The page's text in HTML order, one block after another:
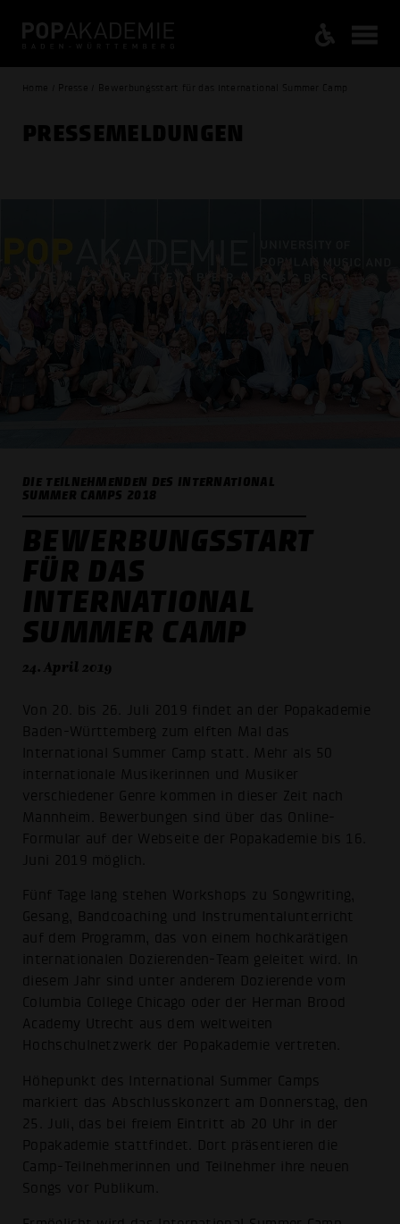
Home / Presse / Bewerbungsstart für das International Summer Camp
PRESSE­MELDUNGEN
DIE TEILNEHMENDEN DES INTERNATIONAL
SUMMER CAMPS 2018
BEWERBUNGSSTART
FÜR DAS
INTERNATIONAL
SUMMER CAMP
24. April 2019
Von 20. bis 26. Juli 2019 findet an der Popakademie
Baden-Württemberg zum elften Mal das
International Summer Camp statt. Mehr als 50
internationale Musikerinnen und Musiker
verschiedener Genre kommen in dieser Zeit nach
Mannheim. Bewerbungen sind über das Online-
Formular auf der Webseite der Popakademie bis 16.
Juni 2019 möglich.
Fünf Tage lang stehen Workshops zu Songwriting,
Gesang, Bandcoaching und Instrumentalunterricht
auf dem Programm, das von einem hochkarätigen
internationalen Dozierenden-Team geleitet wird. In
diesem Jahr sind unter anderem Dozierende vom
Columbia College Chicago oder der Herman Brood
Academy Utrecht aus dem weltweiten
Hochschulnetzwerk der Popakademie vertreten.
Höhepunkt des International Summer Camps
markiert das Abschlusskonzert am Donnerstag, den
25. Juli, das bei freiem Eintritt ab 20 Uhr in der
Popakademie stattfindet. Dort präsentieren die
Camp-Teilnehmerinnen und Teilnehmer ihre neuen
Songs vor Publikum.